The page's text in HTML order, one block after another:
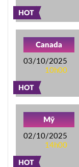
HOT
HOT
Canada
03/10/2025
10h00
HOT
Mỹ
02/10/2025
14h00